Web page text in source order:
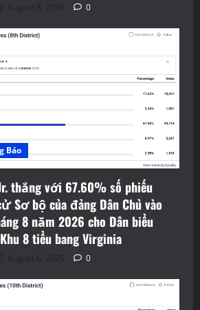
August 8, 2026 0
Báo
thắng với 67.60% số phiếu
Sơ bộ của đảng Dân Chủ vào
8 năm 2026 cho Dân biểu
8 tiểu bang Virginia
August 6, 2026 0